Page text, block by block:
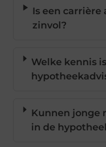
Is een
zinvol?
Welke kennis
Kunnen jonge
in de